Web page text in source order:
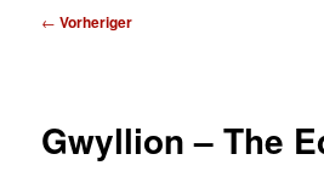
Beitragsnavigation
← Vorheriger
Gwyllion – The